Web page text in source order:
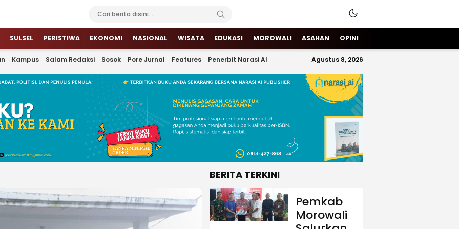
SULSEL PERISTIWA EKONOMI NASIONAL WISATA EDUKASI MOROWALI ASAHAN OPINI
Kampus Salam Redaksi Sosok Pore Jurnal Features Penerbit Narasi AI Agustus 8, 2026
BERITA TERKINI
Pemkab
Morowali